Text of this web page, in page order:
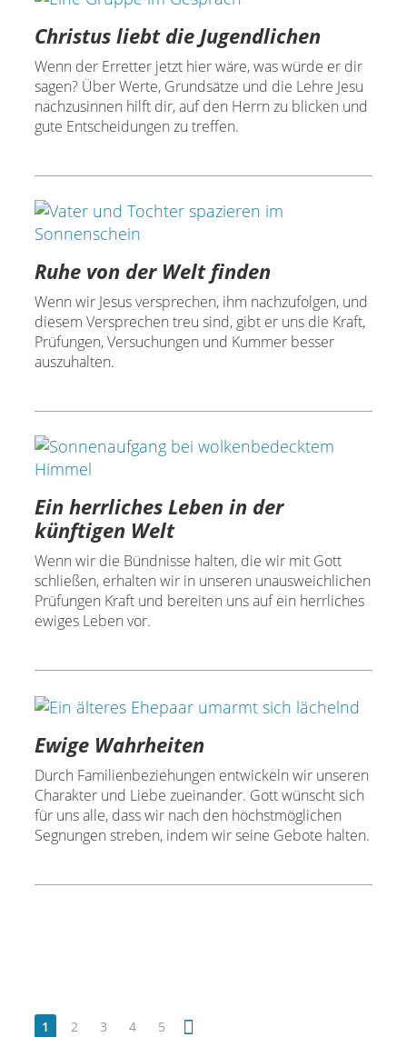
Christus liebt die Jugendlichen
Wenn der Erretter jetzt hier wäre, was würde er dir
sagen? Über Werte, Grundsätze und die Lehre Jesu
nachzusinnen hilft dir, auf den Herrn zu blicken und
gute Entscheidungen zu treffen.
Ruhe von der Welt finden
Wenn wir Jesus versprechen, ihm nachzufolgen, und
diesem Versprechen treu sind, gibt er uns die Kraft,
Prüfungen, Versuchungen und Kummer besser
auszuhalten.
Ein herrliches Leben in der
künftigen Welt
Wenn wir die Bündnisse halten, die wir mit Gott
schließen, erhalten wir in unseren unausweichlichen
Prüfungen Kraft und bereiten uns auf ein herrliches
ewiges Leben vor.
Ewige Wahrheiten
Durch Familienbeziehungen entwickeln wir unseren
Charakter und Liebe zueinander. Gott wünscht sich
für uns alle, dass wir nach den höchstmöglichen
Segnungen streben, indem wir seine Gebote halten.
1 2 3 4 5